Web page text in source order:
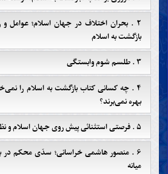
۲ . بحران اختلاف در جهان اسلام؛ عوامل و
بازگشت به اسلام
۳ . طلسم شوم وابستگی
۴ . چه کسانی کتاب بازگشت به اسلام را
بهره نمی‌برند؟
۵ . فرصتی استثنائی پیش روی جهان اسلام و نظام ایران
۶ . منصور هاشمی خراسانی؛ سدّی محکم در
میانه